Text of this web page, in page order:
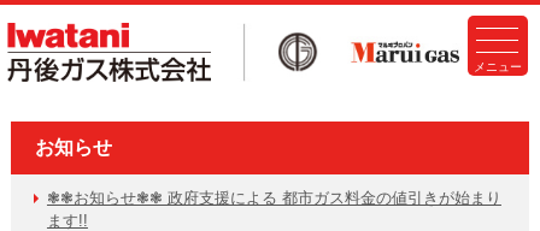
お知らせ
❃❃お知らせ❃❃ 政府支援による 都市ガス料金の値引きが始まり
ます!!